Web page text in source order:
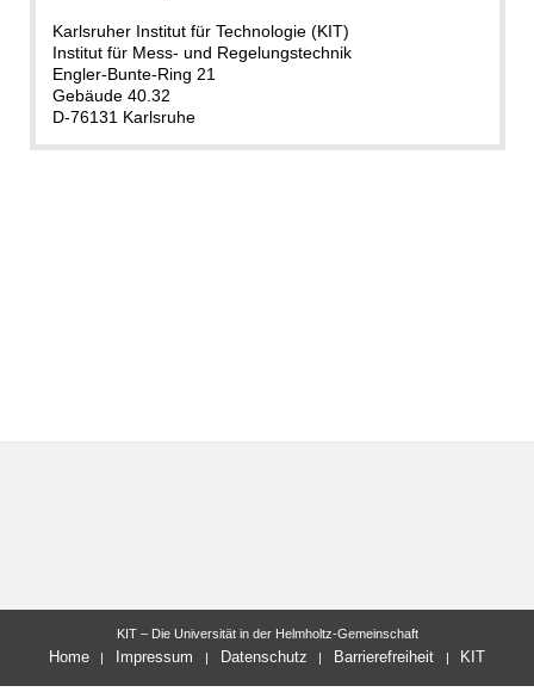
Karlsruher Institut für Technologie (KIT)
Institut für Mess- und Regelungstechnik
Engler-Bunte-Ring 21
Gebäude 40.32
D-76131 Karlsruhe
KIT – Die Universität in der Helmholtz-Gemeinschaft
Home Impressum Datenschutz Barrierefreiheit KIT